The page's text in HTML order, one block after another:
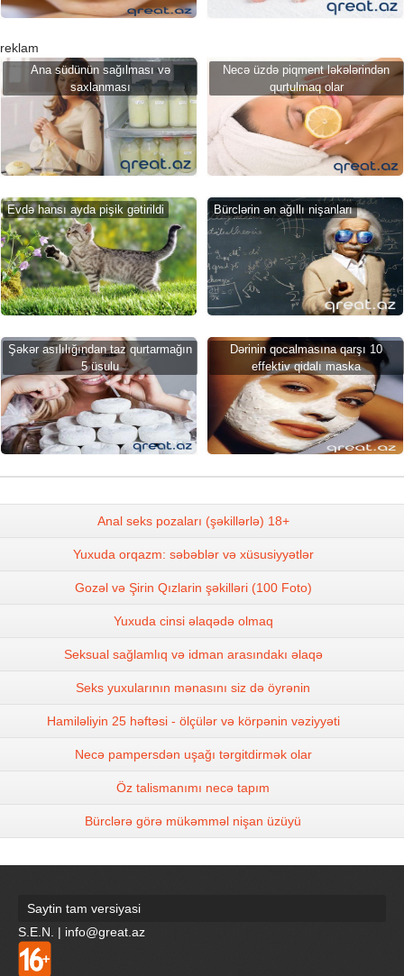
reklam
Ana südünün sağılması və
saxlanması
Necə üzdə piqment ləkələrindən
qurtulmaq olar
Evdə hansı ayda pişik gətirildi Bürclərin ən ağıllı nişanları
Şəkər asılılığından taz qurtarmağın
5 üsulu
Dərinin qocalmasına qarşı 10
effektiv qidalı maska
Anal seks pozaları (şəkillərlə) 18+
Yuxuda orqazm: səbəblər və xüsusiyyətlər
Gozəl və Şirin Qızlarin şəkilləri (100 Foto)
Yuxuda cinsi əlaqədə olmaq
Seksual sağlamlıq və idman arasındakı əlaqə
Seks yuxularının mənasını siz də öyrənin
Hamiləliyin 25 həftəsi - ölçülər və körpənin vəziyyəti
Necə pampersdən uşağı tərgitdirmək olar
Öz talismanımı necə tapım
Bürclərə görə mükəmməl nişan üzüyü
Saytin tam versiyasi
S.E.N. | info@great.az